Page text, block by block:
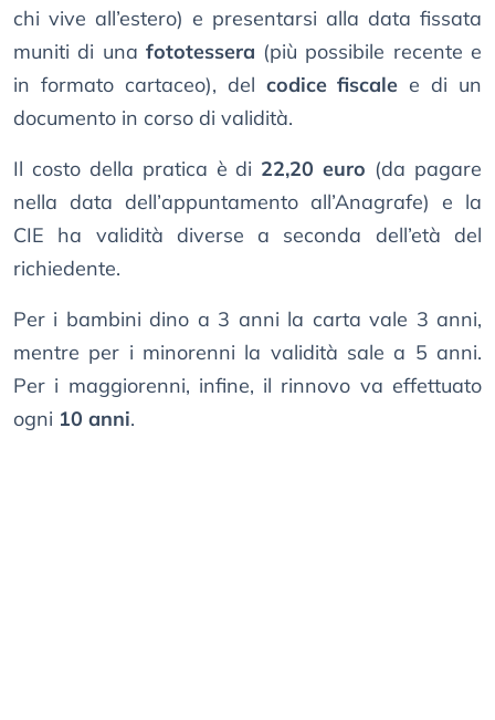
chi vive all’estero) e presentarsi alla data fissata
muniti di una fototessera (più possibile recente e
in formato cartaceo), del codice fiscale e di un
documento in corso di validità.
Il costo della pratica è di 22,20 euro (da pagare
nella data dell’appuntamento all’Anagrafe) e la
CIE ha validità diverse a seconda dell’età del
richiedente.
Per i bambini dino a 3 anni la carta vale 3 anni,
mentre per i minorenni la validità sale a 5 anni.
Per i maggiorenni, infine, il rinnovo va effettuato
ogni 10 anni.